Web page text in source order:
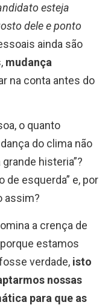
esteja
dele e ponto
ainda são
mudança
na conta antes do
o quanto
do clima não
histeria”?
de esquerda” e, por
assim?
a crença de
estamos
verdade, isto
nossas
para que as